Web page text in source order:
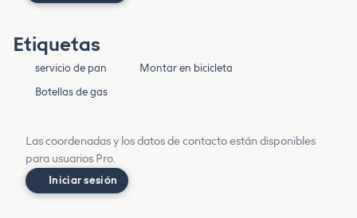
Etiquetas
servicio de pan
Montar en bicicleta
Botellas de gas
Las coordenadas y los datos de contacto están disponibles
para usuarios Pro.
Iniciar sesión